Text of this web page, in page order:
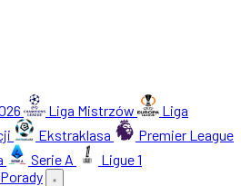
Liga Mistrzów
Liga
Ekstraklasa
Premier League
Serie A
Ligue 1
Porady